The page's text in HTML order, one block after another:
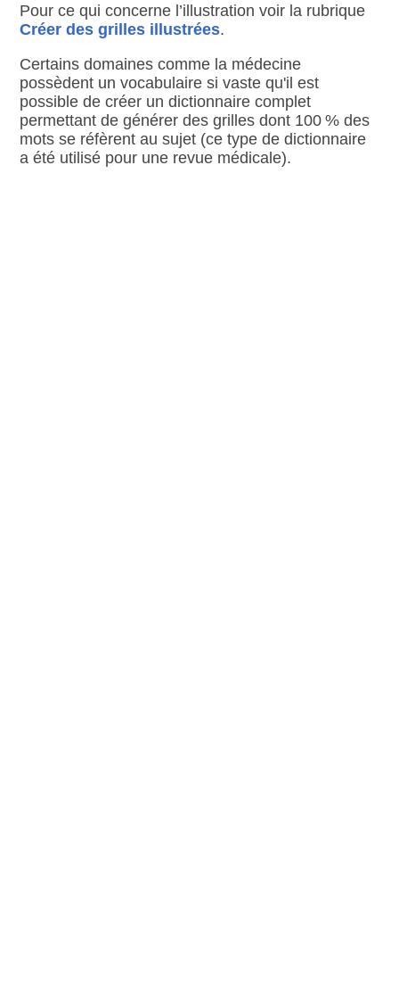
Pour ce qui concerne l’illustration voir la rubrique
Créer des grilles illustrées.
Certains domaines comme la médecine
possèdent un vocabulaire si vaste qu'il est
possible de créer un dictionnaire complet
permettant de générer des grilles dont 100 % des
mots se réfèrent au sujet (ce type de dictionnaire
a été utilisé pour une revue médicale).